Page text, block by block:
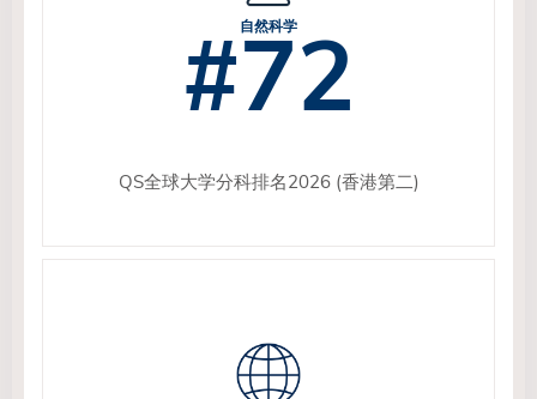
自然科学
#72
QS全球大学分科排名2026 (香港第二)